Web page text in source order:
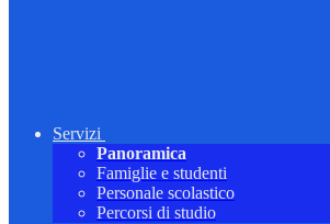
Servizi
Panoramica
Famiglie e studenti
Personale scolastico
Percorsi di studio